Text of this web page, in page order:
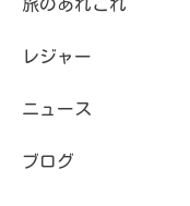
旅のあれこれ
レジャー
ニュース
ブログ